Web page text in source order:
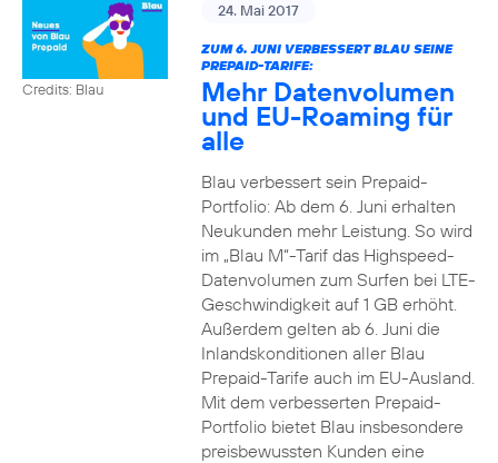
Credits: Blau
24. Mai 2017
ZUM 6. JUNI VERBESSERT BLAU SEINE
PREPAID-TARIFE:
Mehr Datenvolumen
und EU-Roaming für
alle
Blau verbessert sein Prepaid-
Portfolio: Ab dem 6. Juni erhalten
Neukunden mehr Leistung. So wird
im „Blau M“-Tarif das Highspeed-
Datenvolumen zum Surfen bei LTE-
Geschwindigkeit auf 1 GB erhöht.
Außerdem gelten ab 6. Juni die
Inlandskonditionen aller Blau
Prepaid-Tarife auch im EU-Ausland.
Mit dem verbesserten Prepaid-
Portfolio bietet Blau insbesondere
preisbewussten Kunden eine